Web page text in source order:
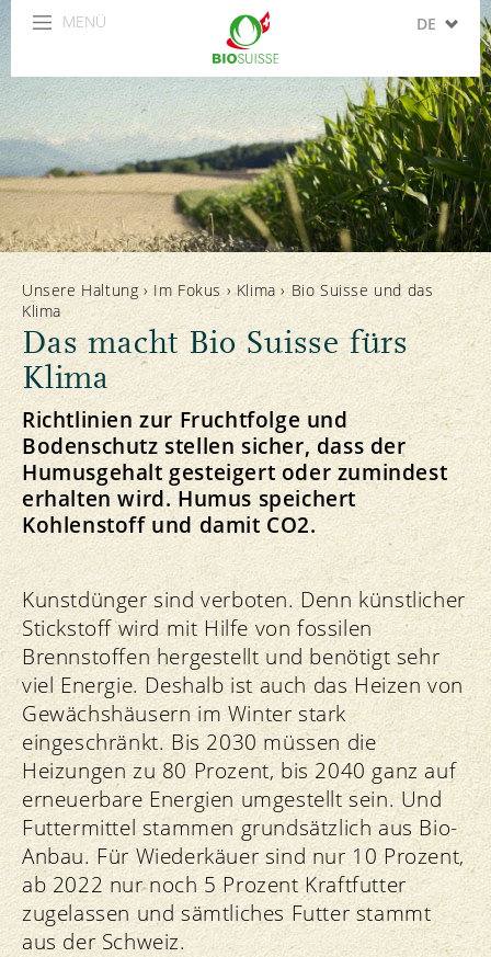
MENÜ DE
IT
EN
ES
Unsere Haltung › Im Fokus›Klima ›Bio Suisse und das
Klima
Das macht Bio Suisse fürs
Klima
Richtlinien zur Fruchtfolge und
Bodenschutz stellen sicher, dass der
Humusgehalt gesteigert oder zumindest
erhalten wird. Humus speichert
Kohlenstoff und damit CO2.
Kunstdünger sind verboten. Denn künstlicher
Stickstoff wird mit Hilfe von fossilen
Brennstoffen hergestellt und benötigt sehr
viel Energie. Deshalb ist auch das Heizen von
Gewächshäusern im Winter stark
eingeschränkt. Bis 2030 müssen die
Heizungen zu 80 Prozent, bis 2040 ganz auf
erneuerbare Energien umgestellt sein. Und
Futtermittel stammen grundsätzlich aus Bio-
Anbau. Für Wiederkäuer sind nur 10 Prozent,
ab 2022 nur noch 5 Prozent Kraftfutter
zugelassen und sämtliches Futter stammt
aus der Schweiz.